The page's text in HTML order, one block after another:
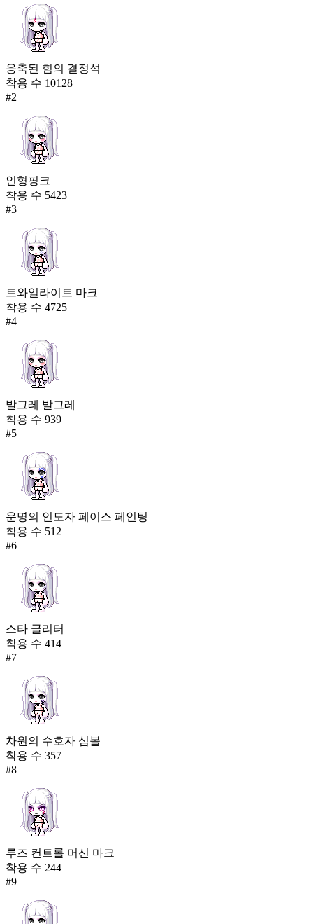
응축된 힘의 결정석
착용 수 10128
#2
인형핑크
착용 수 5423
#3
트와일라이트 마크
착용 수 4725
#4
발그레 발그레
착용 수 939
#5
운명의 인도자 페이스 페인팅
착용 수 512
#6
스타 글리터
착용 수 414
#7
차원의 수호자 심볼
착용 수 357
#8
루즈 컨트롤 머신 마크
착용 수 244
#9